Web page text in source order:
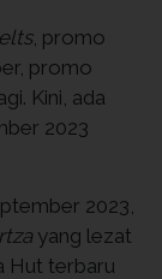
, promo
promo
Kini, ada
2023
2023,
yang lezat
Hut terbaru